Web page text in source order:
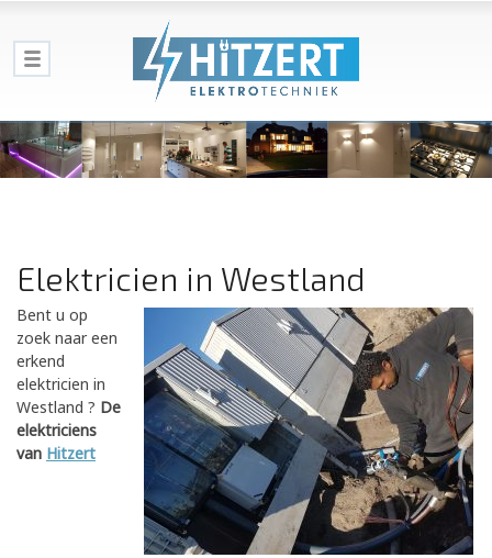
Elektricien in Westland
Bent u op
zoek naar een
erkend
elektricien in
Westland ? De
elektriciens
van Hitzert